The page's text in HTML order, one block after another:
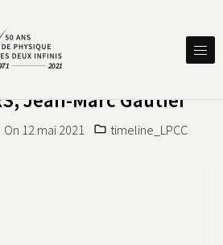
PHYSIQUE
Jean-Marc Gautier
On 12 mai 2021 timeline_LPCC